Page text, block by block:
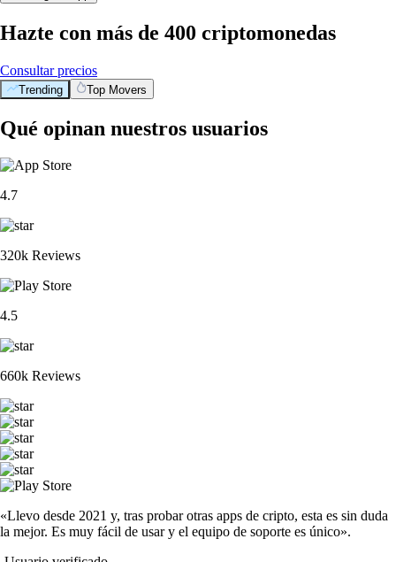
Hazte con más de 400 criptomonedas
Consultar precios
Trending Top Movers
Qué opinan nuestros usuarios
4.7
320k Reviews
4.5
660k Reviews
«Llevo desde 2021 y, tras probar otras apps de cripto, esta es sin duda
la mejor. Es muy fácil de usar y el equipo de soporte es único».